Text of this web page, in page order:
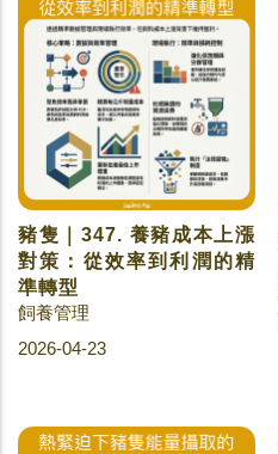
豬隻｜347. 養豬成本上漲
對策：從效率到利潤的精
準轉型
飼養管理
2026-04-23